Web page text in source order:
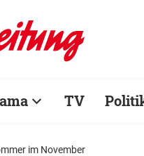
TV
im November